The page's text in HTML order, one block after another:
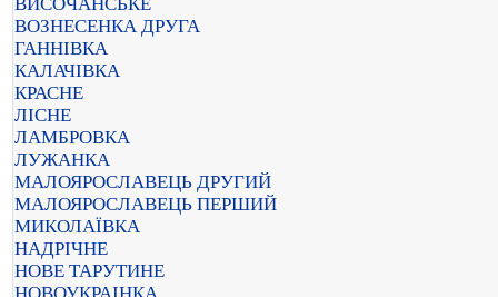
ВОЗНЕСЕНКА ДРУГА
ГАННІВКА
КАЛАЧІВКА
КРАСНЕ
ЛІСНЕ
ЛАМБРОВКА
ЛУЖАНКА
МАЛОЯРОСЛАВЕЦЬ ДРУГИЙ
МАЛОЯРОСЛАВЕЦЬ ПЕРШИЙ
МИКОЛАЇВКА
НАДРІЧНЕ
НОВЕ ТАРУТИНЕ